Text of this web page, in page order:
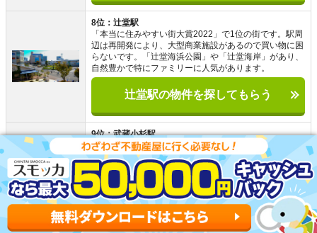
8位：辻堂駅
「本当に住みやすい街大賞2022」で1位の街です。駅周
辺は再開発により、大型商業施設があるので買い物に困
らないです。「辻堂海浜公園」や「辻堂海岸」があり、
自然豊かで特にファミリーに人気があります。
辻堂駅の物件を探してもらう
9位：武蔵小杉駅
武蔵小杉駅は6路線乗り入れているので、都内や埼玉に
アクセスできます。再開発によりタワーマンションや大
型商業施設が建ち並ぶ都会的な雰囲気です。ファミリー
層が多く、地域防犯意識も高いため治安は良いです。
武蔵小杉駅の物件を探してもらう